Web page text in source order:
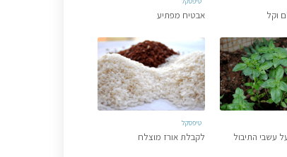
וקל אבטיח מפתיע
עשבי התיבול
טיפסקל
לקבלת אורז מוצלח